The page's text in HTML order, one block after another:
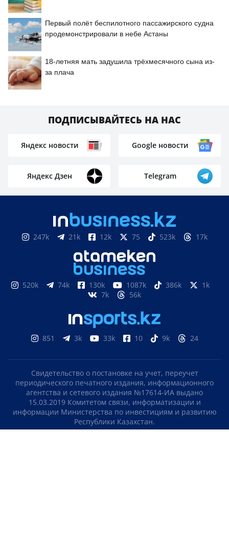
Первый полёт беспилотного пассажирского судна
продемонстрировали в небе Астаны
18-летняя мать задушила трёхмесячного сына из-
за плача
ПОДПИСЫВАЙТЕСЬ НА НАС
Яндекс новости Google новости
Яндекс Дзен Telegram
247k 21k 12k 75 523k 17k
520k 74k 130k 1087k 386k
1k
7k
56k
851 3k 33k 10 9k 24
Свидетельство о постановке на учет, переучет
периодического печатного издания, информационного
агентства и сетевого издания №17614-ИА выдано
15.03.2019 Комитетом связи, информатизации и
информации Министерства по инвестициям и развитию
Республики Казахстан.